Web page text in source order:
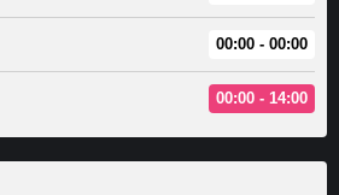
00:00 - 00:00
00:00 - 14:00